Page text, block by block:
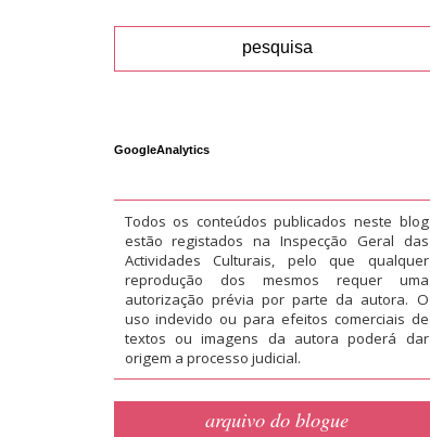
GoogleAnalytics
Todos os conteúdos publicados neste blog
estão registados na Inspecção Geral das
Actividades Culturais, pelo que qualquer
reprodução dos mesmos requer uma
autorização prévia por parte da autora. O
uso indevido ou para efeitos comerciais de
textos ou imagens da autora poderá dar
origem a processo judicial.
arquivo do blogue